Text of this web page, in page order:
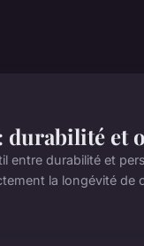
et
entre durabilité et
la longévité de